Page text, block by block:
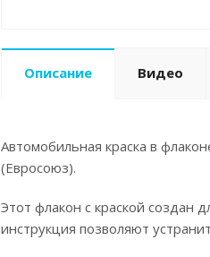
Описание Видео
Автомобильная краска в
(Евросоюз).
Этот флакон с краской создан
инструкция позволяют